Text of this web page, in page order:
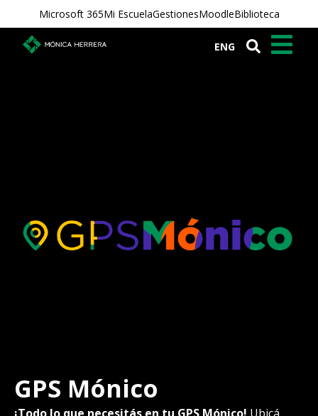
Microsoft 365Mi EscuelaGestionesMoodleBiblioteca
ENG
GPS Mónico